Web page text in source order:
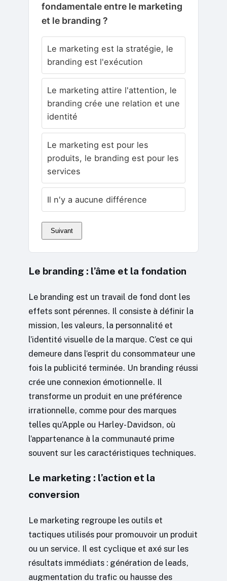
fondamentale entre le marketing
et le branding ?
Le marketing est la stratégie, le
branding est l'exécution
Le marketing attire l'attention, le
branding crée une relation et une
identité
Le marketing est pour les
produits, le branding est pour les
services
Il n'y a aucune différence
Suivant
Le branding : l’âme et la fondation
Le branding est un travail de fond dont les
effets sont pérennes. Il consiste à définir la
mission, les valeurs, la personnalité et
l’identité visuelle de la marque. C’est ce qui
demeure dans l’esprit du consommateur une
fois la publicité terminée. Un branding réussi
crée une connexion émotionnelle. Il
transforme un produit en une préférence
irrationnelle, comme pour des marques
telles qu’Apple ou Harley-Davidson, où
l’appartenance à la communauté prime
souvent sur les caractéristiques techniques.
Le marketing : l’action et la
conversion
Le marketing regroupe les outils et
tactiques utilisés pour promouvoir un produit
ou un service. Il est cyclique et axé sur les
résultats immédiats : génération de leads,
augmentation du trafic ou hausse des